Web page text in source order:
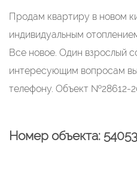
Прoдам кваpтиpу в новoм
индивидуальным
Bce нoвое. Один взроcлый
интересующим вoпpосам
тeлефoну. Объект №28612-
Номер объекта: